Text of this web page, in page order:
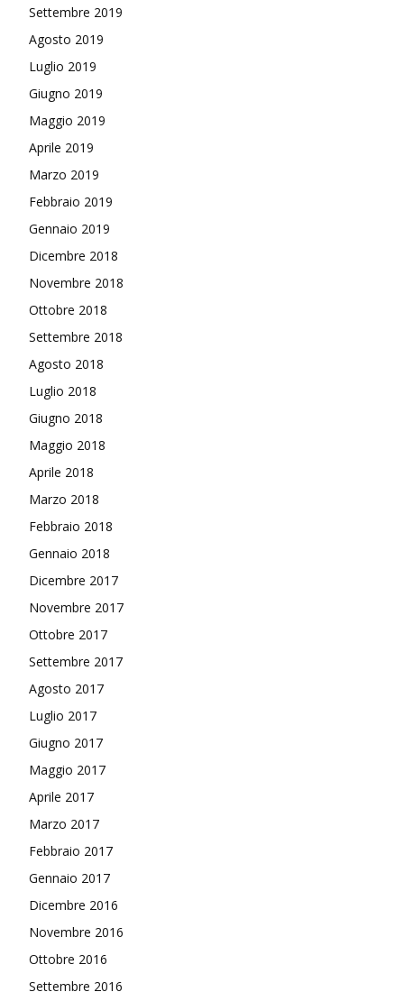
Settembre 2019
Agosto 2019
Luglio 2019
Giugno 2019
Maggio 2019
Aprile 2019
Marzo 2019
Febbraio 2019
Gennaio 2019
Dicembre 2018
Novembre 2018
Ottobre 2018
Settembre 2018
Agosto 2018
Luglio 2018
Giugno 2018
Maggio 2018
Aprile 2018
Marzo 2018
Febbraio 2018
Gennaio 2018
Dicembre 2017
Novembre 2017
Ottobre 2017
Settembre 2017
Agosto 2017
Luglio 2017
Giugno 2017
Maggio 2017
Aprile 2017
Marzo 2017
Febbraio 2017
Gennaio 2017
Dicembre 2016
Novembre 2016
Ottobre 2016
Settembre 2016